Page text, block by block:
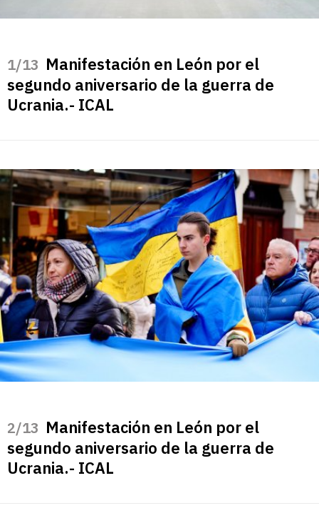
/13 Manifestación en León por el
segundo aniversario de la guerra de
Ucrania.- ICAL
/13 Manifestación en León por el
segundo aniversario de la guerra de
Ucrania.- ICAL